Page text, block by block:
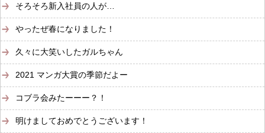
そろそろ新入社員の人が…
やったぜ春になりました！
久々に大笑いしたガルちゃん
2021 マンガ大賞の季節だよー
コブラ会みたーーー？！
明けましておめでとうございます！